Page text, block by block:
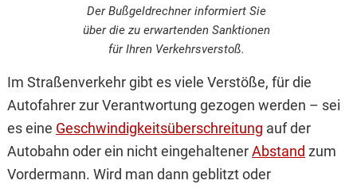
Der Bußgeldrechner informiert Sie
über die zu erwartenden Sanktionen
für Ihren Verkehrsverstoß.
Im Straßenverkehr gibt es viele Verstöße, für die
Autofahrer zur Verantwortung gezogen werden – sei
es eine Geschwindigkeitsüberschreitung auf der
Autobahn oder ein nicht eingehaltenerAbstand zum
Vordermann. Wird man dann geblitzt oder